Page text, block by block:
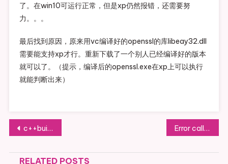
了。在win10可运行正常，但是xp仍然报错，还需要努
力。。。
最后找到原因，原来用vc编译好的openssl的库libeay32.dll
需要能支持xp才行。重新下载了一个别人已经编译好的版本
就可以了。（提示，编译后的openssl.exe在xp上可以执行
就能判断出来）
文章导航
c++builder编译带有vc dll时出现linker error，unresovled external ‘_xxxxx‘ Error calling function %s at错误的新情况
RELATED POSTS